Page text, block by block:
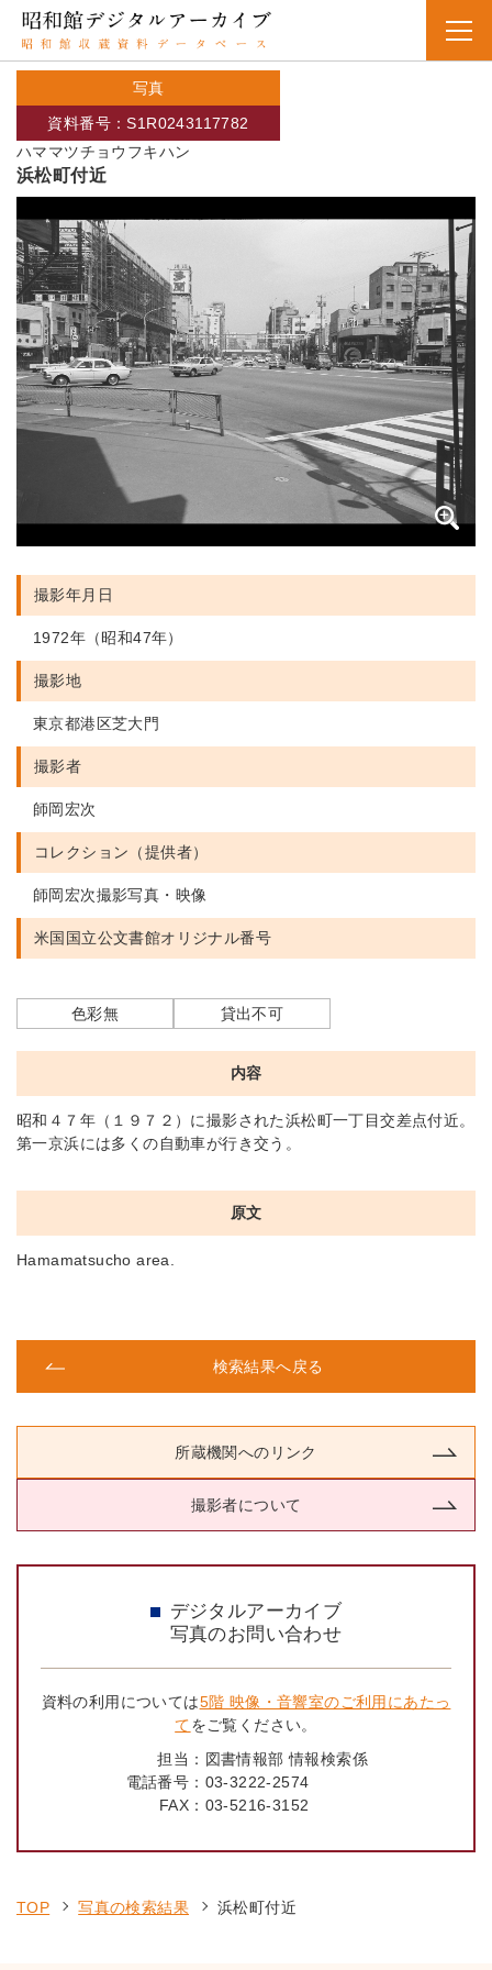
写真
ハママツチョウフキハン
資料番号：S1R0243117782
浜松町付近
撮影年月日
1972年（昭和47年）
撮影地
東京都港区芝大門
撮影者
師岡宏次
コレクション（提供者）
師岡宏次撮影写真・映像
米国国立公文書館オリジナル番号
色彩無 貸出不可
内容
昭和４７年（１９７２）に撮影された浜松町一丁目交差点付近。
第一京浜には多くの自動車が行き交う。
原文
Hamamatsucho area.
検索結果へ戻る
所蔵機関へのリンク
撮影者について
デジタルアーカイブ
写真のお問い合わせ
資料の利用については5階 映像・音響室のご利用にあたっ
てをご覧ください。
担当： 図書情報部 情報検索係
電話番号： 03-3222-2574
FAX： 03-5216-3152
TOP 写真の検索結果 浜松町付近